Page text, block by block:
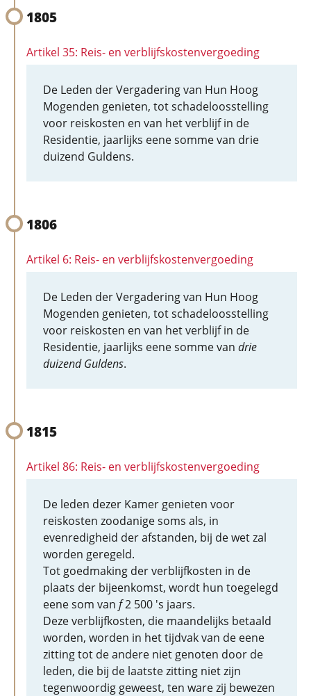
1805
Artikel 35: Reis- en verblijfskostenvergoeding
De Leden der Vergadering van Hun Hoog
Mogenden genieten, tot schadeloosstelling
voor reiskosten en van het verblijf in de
Residentie, jaarlijks eene somme van drie
duizend Guldens.
1806
Artikel 6: Reis- en verblijfskostenvergoeding
De Leden der Vergadering van Hun Hoog
Mogenden genieten, tot schadeloosstelling
voor reiskosten en van het verblijf in de
Residentie, jaarlijks eene somme van drie
duizend Guldens.
1815
Artikel 86: Reis- en verblijfskostenvergoeding
De leden dezer Kamer genieten voor
reiskosten zoodanige soms als, in
evenredigheid der afstanden, bij de wet zal
worden geregeld.
Tot goedmaking der verblijfkosten in de
plaats der bijeenkomst, wordt hun toegelegd
eene som van f2 500 's jaars.
Deze verblijfkosten, die maandelijks betaald
worden, worden in het tijdvak van de eene
zitting tot de andere niet genoten door de
leden, die bij de laatste zitting niet zijn
tegenwoordig geweest, ten ware zij bewezen